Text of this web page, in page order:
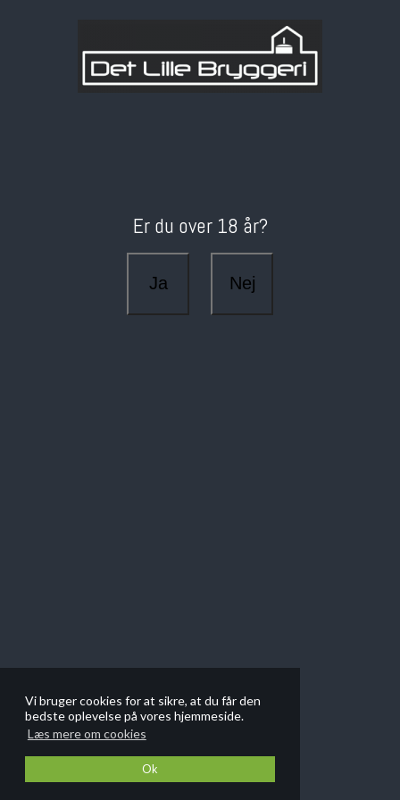
Vi bruger cookies for at sikre, at du får den
bedste oplevelse på vores hjemmeside.
Læs mere om cookies
Ok
Er du over 18 år?
Ja Nej